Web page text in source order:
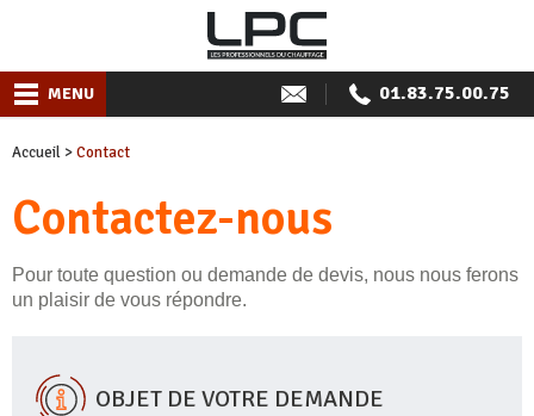
MENU 01.83.75.00.75
Accueil >Contact
Contactez-nous
Pour toute question ou demande de devis, nous nous ferons
un plaisir de vous répondre.
OBJET DE VOTRE DEMANDE